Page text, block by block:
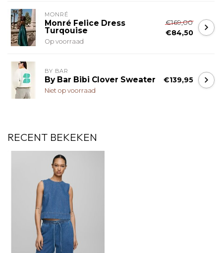
MONRÉ
Monré Felice Dress
Turqouise
Op voorraad
€169,00
€84,50
BY BAR
By Bar Bibi Clover Sweater
Niet op voorraad
€139,95
RECENT BEKEKEN